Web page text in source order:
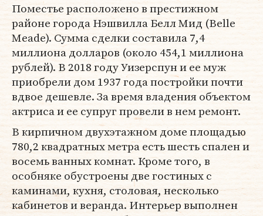
Поместье расположено в престижном
районе города Нэшвилла Белл Мид (Belle
Meade). Сумма сделки составила 7,4
миллиона долларов (около 454,1 миллиона
рублей). В 2018 году Уизерспун и ее муж
приобрели дом 1937 года постройки почти
вдвое дешевле. За время владения объектом
актриса и ее супруг провели в нем ремонт.
В кирпичном двухэтажном доме площадью
780,2 квадратных метра есть шесть спален и
восемь ванных комнат. Кроме того, в
особняке обустроены две гостиных с
каминами, кухня, столовая, несколько
кабинетов и веранда. Интерьер выполнен